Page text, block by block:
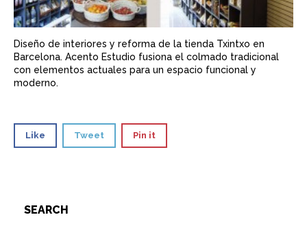
Diseño de interiores y reforma de la tienda Txintxo en
Barcelona. Acento Estudio fusiona el colmado tradicional
con elementos actuales para un espacio funcional y
moderno.
Like Tweet Pin it
SEARCH